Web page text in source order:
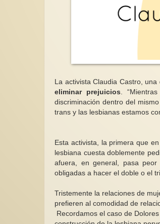
La activista Claudia Castro,
eliminar prejuicios .
discriminación dentro del
trans y las lesbianas estamos
Esta activista, la primera que
lesbiana cuesta doblemente
afuera, en general, pasa
obligadas a hacer el doble o el
Tristemente la relaciones de
prefieren al comodidad de
Recordamos el caso de